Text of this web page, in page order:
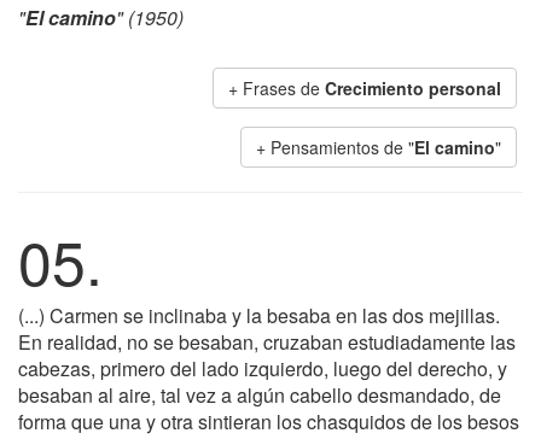
"El camino" (1950)
+ Frases de Crecimiento personal
+ Pensamientos de "El camino"
05.
(...) Carmen se inclinaba y la besaba en las dos mejillas.
En realidad, no se besaban, cruzaban estudiadamente las
cabezas, primero del lado izquierdo, luego del derecho, y
besaban al aire, tal vez a algún cabello desmandado, de
forma que una y otra sintieran los chasquidos de los besos